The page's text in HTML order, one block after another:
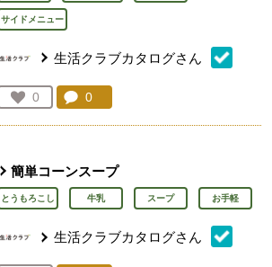
サイドメニュー
生活クラブカタログさん
お気に入り登録：
0
人が登録
コメント：
0
簡単コーンスープ
とうもろこし 牛乳 スープ お手軽
生活クラブカタログさん